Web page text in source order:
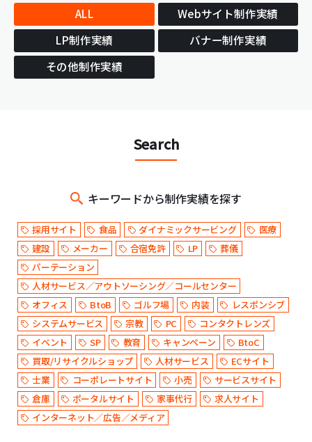
ALL
Webサイト制作実績
LP制作実績
バナー制作実績
その他制作実績
Search
キーワードから制作実績を探す
採用サイト 食品 ダイナミックサービング
医療
建設
メーカー 合宿免許 LP
葬儀
パーテーション
人材サービス／アウトソーシング／コールセンター
オフィス
BtoB ゴルフ場 内装
レスポンシブ
システムサービス
宗教 PC
コンタクトレンズ
イベント
SP 教育 キャンペーン
BtoC
買取/リサイクルショップ
人材サービス
ECサイト
士業
コーポレートサイト 小売
サービスサイト
倉庫
ポータルサイト 家事代行
求人サイト
インターネット／広告／メディア